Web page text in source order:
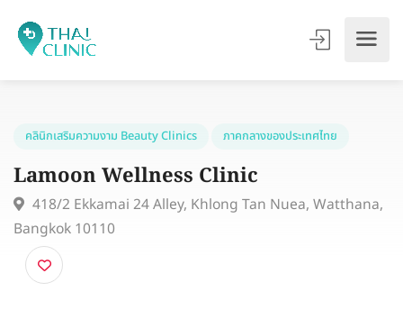
คลินิกเสริมความงาม Beauty Clinics
Lamoon Wellness Clinic
418/2 Ekkamai 24 Alley, Khlong Tan Nuea,
Bangkok 10110